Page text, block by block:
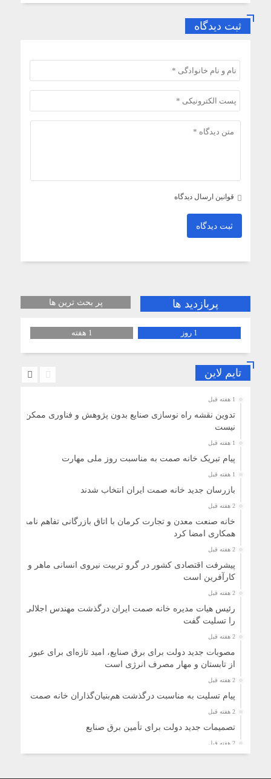
ثبت دیدگاه
قوانین ارسال دیدگاه
ثبت دیدگاه
پربازدید ها پر بحث ترین ها
1 روز 1 هفته
تایم لاین
1 هفته قبل
تدوین نقشه راه نوسازی صنایع بدون پژوهش و فناوری ممکن
نیست
1 هفته قبل
پیام تبریک خانه صمت به مناسبت روز ملی مهارت
1 هفته قبل
بازرسان جدید خانه صمت ایران انتخاب شدند
2 هفته قبل
خانه صنعت معدن و تجارت کرمان با اتاق بازرگانی تفاهم نامه
همکاری امضا کرد
2 هفته قبل
پیشرفت اقتصادی کشور در گرو تربیت نیروی انسانی ماهر و
کارآفرین است
2 هفته قبل
رئیس هیات مدیره خانه صمت ایران درگذشت مهندس اجلالی
را تسلیت گفت
2 هفته قبل
مصوبات جدید دولت برای برق صنایع، امید تازه‌ای برای عبور
از تابستان و مهار مصرف انرژی است
2 هفته قبل
پیام تسلیت به مناسبت درگذشت هم‌بنیان‌گذاران خانه صمت
2 هفته قبل
تصمیمات جدید دولت برای تأمین برق صنایع
2 هفته قبل